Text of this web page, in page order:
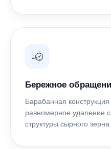
Бережное
Барабанная
равномерное удаление
структуры сырного зерна